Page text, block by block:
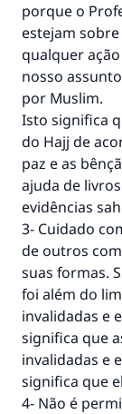
porque o
estejam
qualquer
nosso
por Muslim.
Isto significa
do Hajj de
paz e as
ajuda de
evidências
3- Cuidado
de outros
suas formas.
foi além do
invalidadas e
significa que
invalidadas e
significa que
4- Não é